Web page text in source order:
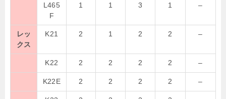
L465
F
1 1 3 1 –
レッ
クス
K21 2 1 2 2 –
K22 2 2 2 2 –
K22E 2 2 2 2 –